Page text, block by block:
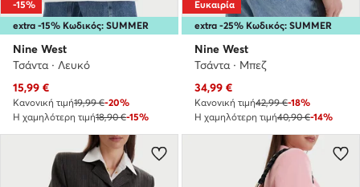
extra -15% Κωδικός: SUMMER
-15%
Nine West
Τσάντα · Λευκό
Τρέχουσα τιμή
15,99 €
Κανονική τιμή19,99 €-20%
Η χαμηλότερη τιμή18,90 €-15%
extra -25% Κωδικός: SUMMER
Ευκαιρία
Nine West
Τσάντα · Μπεζ
Τρέχουσα τιμή
34,99 €
Κανονική τιμή42,99 €-18%
Η χαμηλότερη τιμή40,90 €-14%